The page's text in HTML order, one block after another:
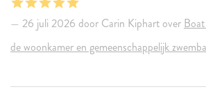
26 juli 2026 door Carin Kiphart over
de woonkamer en gemeenschappelijk